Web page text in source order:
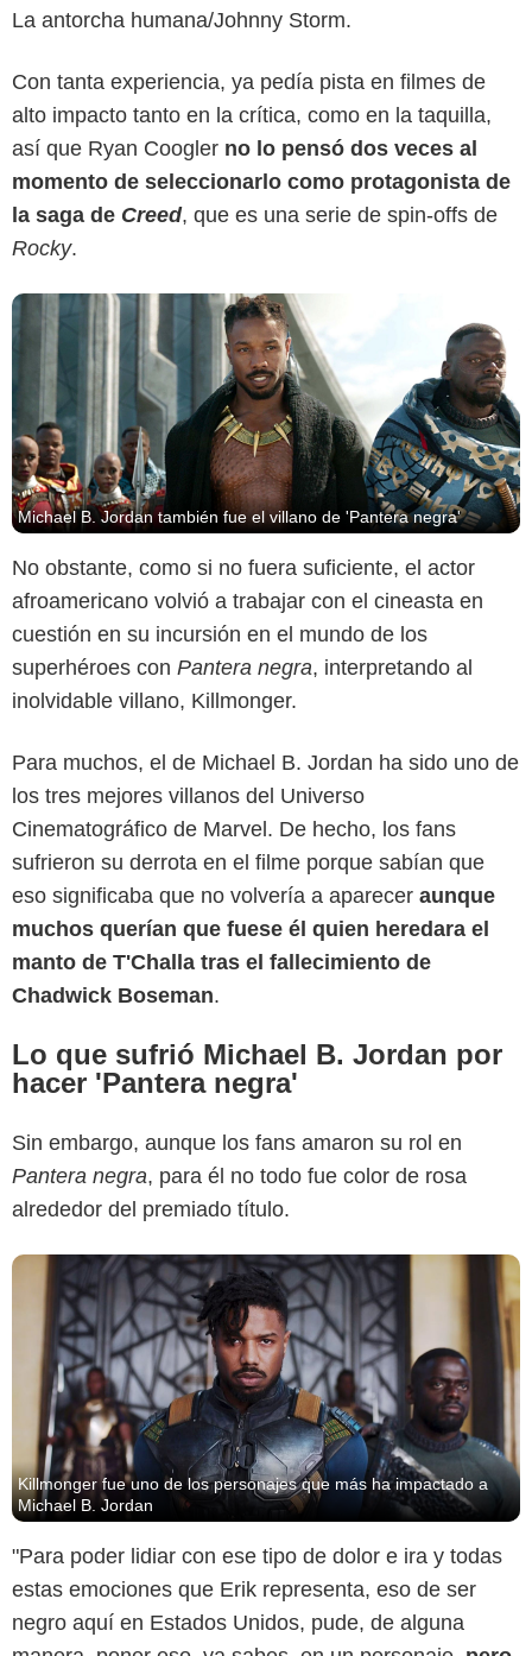
La antorcha humana/Johnny Storm.
Con tanta experiencia, ya pedía pista en filmes de
alto impacto tanto en la crítica, como en la taquilla,
así que Ryan Coogler no lo pensó dos veces al
momento de seleccionarlo como protagonista de
la saga de Creed, que es una serie de spin-offs de
Rocky.
Michael B. Jordan también fue el villano de 'Pantera negra'
No obstante, como si no fuera suficiente, el actor
afroamericano volvió a trabajar con el cineasta en
cuestión en su incursión en el mundo de los
superhéroes con Pantera negra, interpretando al
inolvidable villano, Killmonger.
Para muchos, el de Michael B. Jordan ha sido uno de
los tres mejores villanos del Universo
Cinematográfico de Marvel. De hecho, los fans
sufrieron su derrota en el filme porque sabían que
eso significaba que no volvería a aparecer aunque
muchos querían que fuese él quien heredara el
manto de T'Challa tras el fallecimiento de
Chadwick Boseman.
Lo que sufrió Michael B. Jordan por
hacer 'Pantera negra'
Sin embargo, aunque los fans amaron su rol en
Pantera negra, para él no todo fue color de rosa
alrededor del premiado título.
Marvel Studios
Killmonger fue uno de los personajes que más ha impactado a
Michael B. Jordan
"Para poder lidiar con ese tipo de dolor e ira y todas
estas emociones que Erik representa, eso de ser
negro aquí en Estados Unidos, pude, de alguna